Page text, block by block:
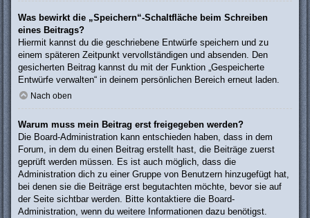
Was bewirkt die „Speichern“-Schaltfläche beim Schreiben
eines Beitrags?
Hiermit kannst du die geschriebene Entwürfe speichern und zu
einem späteren Zeitpunkt vervollständigen und absenden. Den
gesicherten Beitrag kannst du mit der Funktion „Gespeicherte
Entwürfe verwalten“ in deinem persönlichen Bereich erneut laden.
Nach oben
Warum muss mein Beitrag erst freigegeben werden?
Die Board-Administration kann entschieden haben, dass in dem
Forum, in dem du einen Beitrag erstellt hast, die Beiträge zuerst
geprüft werden müssen. Es ist auch möglich, dass die
Administration dich zu einer Gruppe von Benutzern hinzugefügt hat,
bei denen sie die Beiträge erst begutachten möchte, bevor sie auf
der Seite sichtbar werden. Bitte kontaktiere die Board-
Administration, wenn du weitere Informationen dazu benötigst.